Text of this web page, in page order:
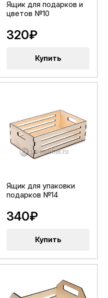
Ящик для подарков и
цветов №10
320₽
Купить
Ящик для упаковки
подарков №14
340₽
Купить